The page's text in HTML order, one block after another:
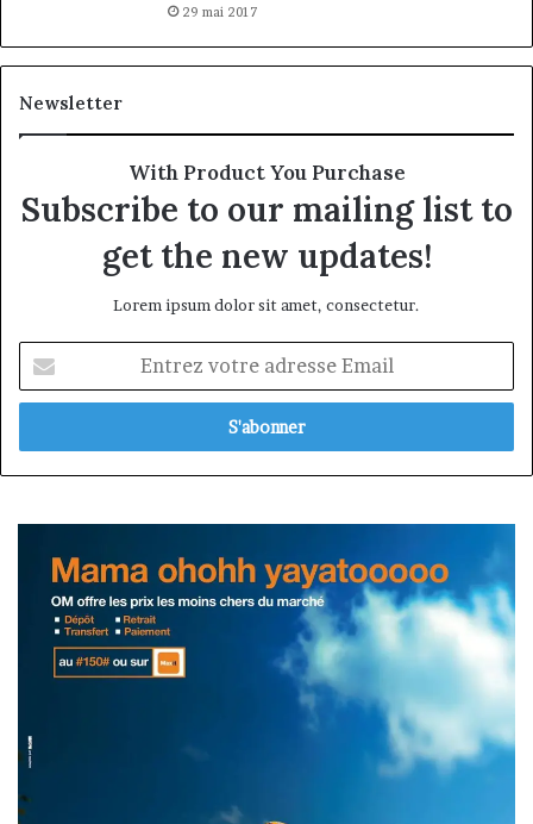
29 mai 2017
Newsletter
With Product You Purchase
Subscribe to our mailing list to
get the new updates!
Lorem ipsum dolor sit amet, consectetur.
votre
adresse